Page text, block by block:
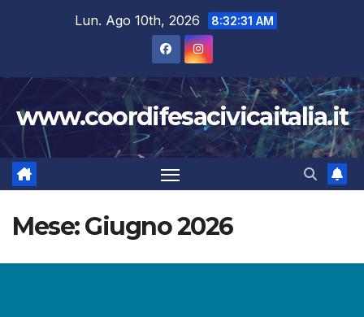
Lun. Ago 10th, 2026 8:32:32 AM
www.coordifesacivicaitalia.it
Mese:Giugno 2026